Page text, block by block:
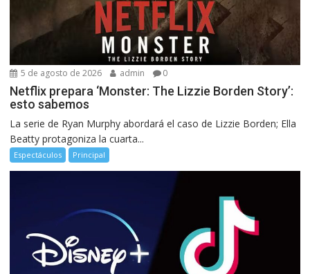
5 de agosto de 2026 admin 0
Netflix prepara ‘Monster: The Lizzie Borden Story’:
esto sabemos
La serie de Ryan Murphy abordará el caso de Lizzie Borden; Ella
Beatty protagoniza la cuarta...
Espectáculos Principal